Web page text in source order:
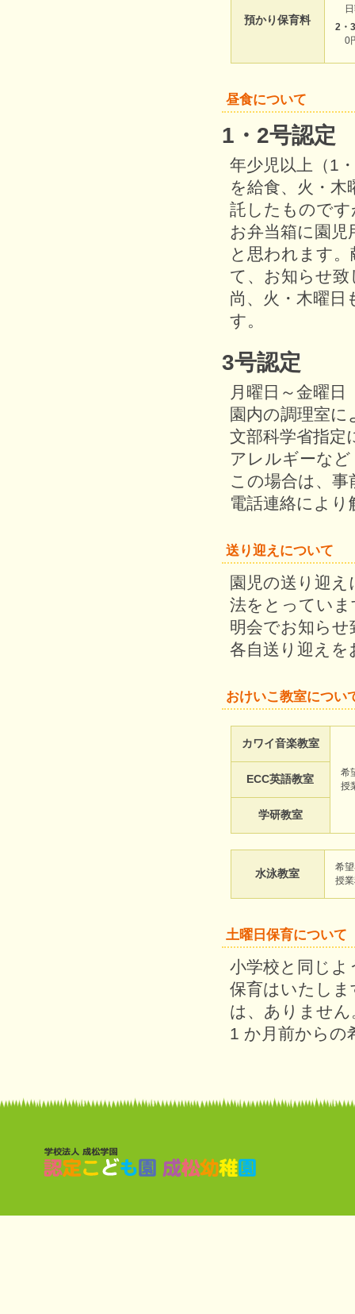
預かり保育料
2・
0
昼食について
1・2号認定
年少児以上（1
を給食、火・
託したもので
お弁当箱に園
と思われます
て、お知らせ致
尚、火・木曜日
す。
3号認定
月曜日～金曜日
園内の調理室
文部科学省指定
アレルギーな
この場合は、
電話連絡によ
送り迎えについて
園児の送り迎
法をとってい
明会でお知ら
各自送り迎え
おけいこ教室につい
カワイ音楽教室
希
授
ECC英語教室
学研教室
水泳教室
希
授
土曜日保育について
小学校と同じよ
保育はいたし
は、ありません
1 か月前からの